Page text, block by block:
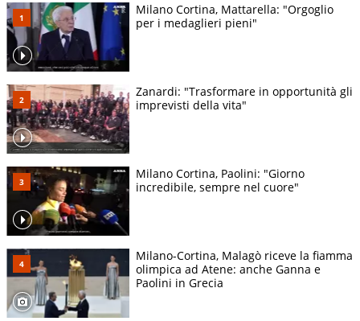
Milano Cortina, Mattarella: "Orgoglio
per i medaglieri pieni"
Zanardi: "Trasformare in opportunità gli
imprevisti della vita"
Milano Cortina, Paolini: "Giorno
incredibile, sempre nel cuore"
Milano-Cortina, Malagò riceve la fiamma
olimpica ad Atene: anche Ganna e
Paolini in Grecia